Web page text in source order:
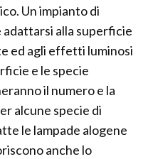
Un impianto di
adattarsi alla superficie
ed agli effetti luminosi
e le specie
il numero e la
alcune specie di
le lampade alogene
anche lo